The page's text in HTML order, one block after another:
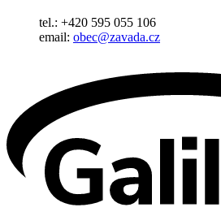
tel.: +420 595 055 106
email: obec@zavada.cz